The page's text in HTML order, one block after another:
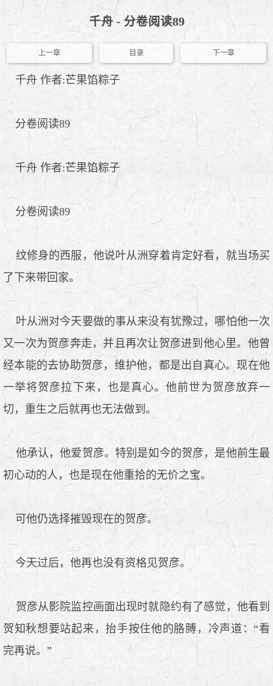
千舟 - 分卷阅读89
上一章 目录 下一章
千舟 作者:芒果馅粽子
分卷阅读89
千舟 作者:芒果馅粽子
分卷阅读89
纹修身的西服，他说叶从洲穿着肯定好看，就当场买
了下来带回家。
叶从洲对今天要做的事从来没有犹豫过，哪怕他一次
又一次为贺彦奔走，并且再次让贺彦进到他心里。他曾
经本能的去协助贺彦，维护他，都是出自真心。现在他
一举将贺彦拉下来，也是真心。他前世为贺彦放弃一
切，重生之后就再也无法做到。
他承认，他爱贺彦。特别是如今的贺彦，是他前生最
初心动的人，也是现在他重拾的无价之宝。
可他仍选择摧毁现在的贺彦。
今天过后，他再也没有资格见贺彦。
贺彦从影院监控画面出现时就隐约有了感觉，他看到
贺知秋想要站起来，抬手按住他的胳膊，冷声道：“看
完再说。”